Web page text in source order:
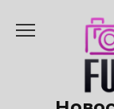
содержанию